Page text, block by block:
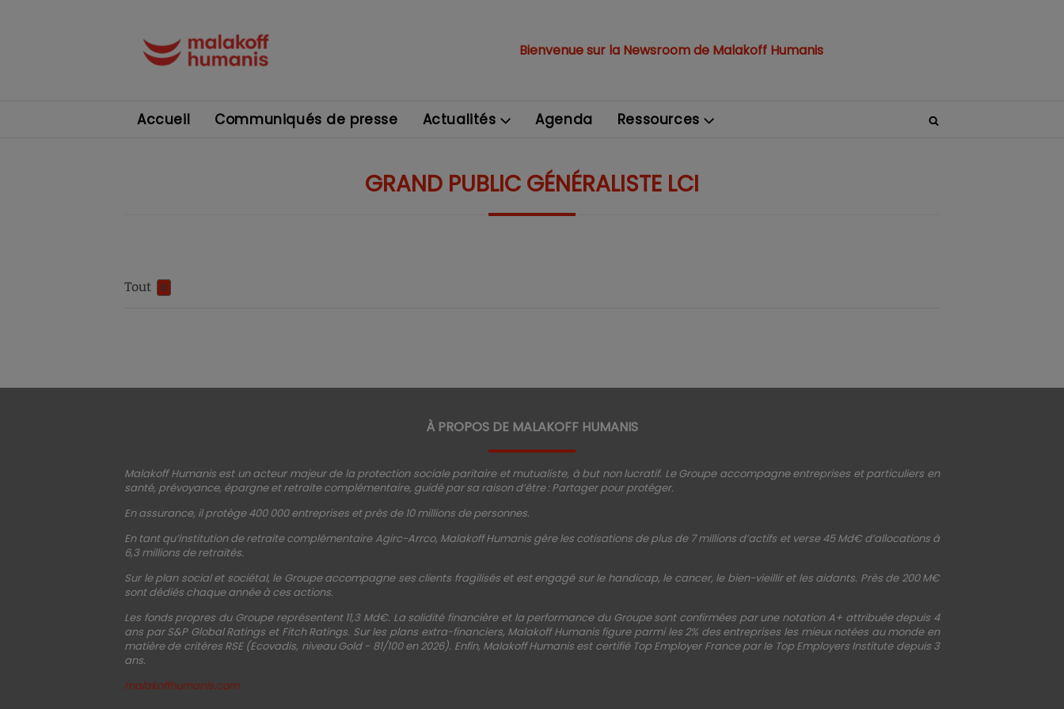
Bienvenue sur la Newsroom de Malakoff Humanis
Accueil Communiqués de presse Actualités Agenda Ressources
GRAND PUBLIC GÉNÉRALISTE LCI
Tout 0
À PROPOS DE MALAKOFF HUMANIS
Malakoff Humanis est un acteur majeur de la protection sociale paritaire et mutualiste, à but non lucratif. Le Groupe accompagne entreprises et particuliers en
santé, prévoyance, épargne et retraite complémentaire, guidé par sa raison d’être : Partager pour protéger.
En assurance, il protège 400 000 entreprises et près de 10 millions de personnes.
En tant qu’institution de retraite complémentaire Agirc-Arrco, Malakoff Humanis gère les cotisations de plus de 7 millions d’actifs et verse 45 Md€ d’allocations à
6,3 millions de retraités.
Sur le plan social et sociétal, le Groupe accompagne ses clients fragilisés et est engagé sur le handicap, le cancer, le bien-vieillir et les aidants. Près de 200 M€
sont dédiés chaque année à ces actions.
Les fonds propres du Groupe représentent 11,3 Md€. La solidité financière et la performance du Groupe sont confirmées par une notation A+ attribuée depuis 4
ans par S&P Global Ratings et Fitch Ratings. Sur les plans extra-financiers, Malakoff Humanis figure parmi les 2% des entreprises les mieux notées au monde en
matière de critères RSE (Ecovadis, niveau Gold - 81/100 en 2026). Enfin, Malakoff Humanis est certifié Top Employer France par le Top Employers Institute depuis 3
ans.
malakoffhumanis.com